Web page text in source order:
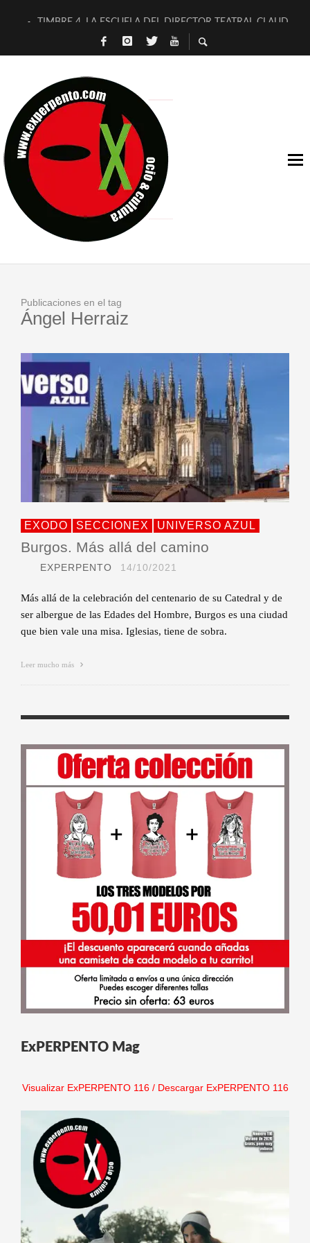
TIMBRE 4, LA ESCUELA DEL DIRECTOR TEATRAL CLAUDIO
30 AÑOS (NO ES NADA) DE LA KATARSIS DEL TOMATAZO
D’BALDOMEROS REINVENTAN [BITÁCORA 3.0] EN EXVITA
MARSHALL FLASH PRESENTA EN EXVITA [RELATIVA
JOFRE BARDAGÍ EN EXVITA INTERPRETANDO A SERRAT
YORCH PRESENTA [CURSO DE ARMONÍA PERSECUTORIA]
MAGALÍ SARE NOS EXPLICA [DESCASADA]
«NO TENGO PUTOS SUEÑOS»
Publicaciones en el tag
Ángel Herraiz
EXODO SECCIONEX UNIVERSO AZUL
Burgos. Más allá del camino
EXPERPENTO 14/10/2021
Más allá de la celebración del centenario de su Catedral y de
ser albergue de las Edades del Hombre, Burgos es una ciudad
que bien vale una misa. Iglesias, tiene de sobra.
Leer mucho más
ExPERPENTO Mag
Visualizar ExPERPENTO 116/ Descargar ExPERPENTO 116